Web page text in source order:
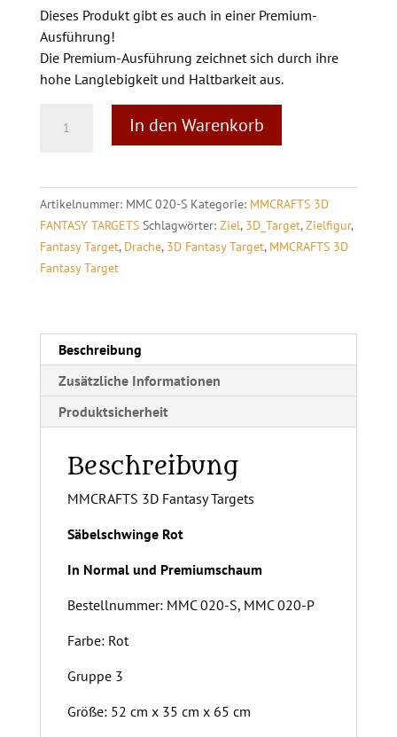
Dieses Produkt gibt es auch in einer Premium-
Ausführung!
Die Premium-Ausführung zeichnet sich durch ihre
hohe Langlebigkeit und Haltbarkeit aus.
In den Warenkorb
r
n
a
Artikelnummer: MMC 020-S Kategorie: MMCRAFTS 3D
FANTASY TARGETS Schlagwörter: Ziel, 3D_Target,Zielfigur,
Fantasy Target, Drache, 3D Fantasy Target, MMCRAFTS 3D
Fantasy Target
Beschreibung
Zusätzliche Informationen
Produktsicherheit
Beschreibung
MMCRAFTS 3D Fantasy Targets
Säbelschwinge Rot
In Normal und Premiumschaum
Bestellnummer: MMC 020-S, MMC 020-P
Farbe: Rot
Gruppe 3
Größe: 52 cm x 35 cm x 65 cm